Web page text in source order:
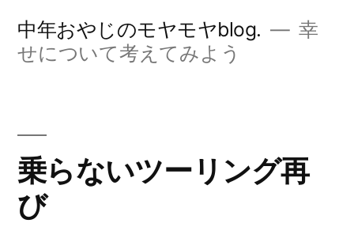
中年おやじのモヤモヤblog.
幸
せについて考えてみよう
乗らないツーリング再
び